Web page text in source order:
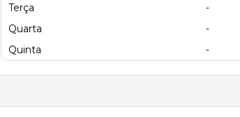
Terça
-
Quarta
-
Quinta
-